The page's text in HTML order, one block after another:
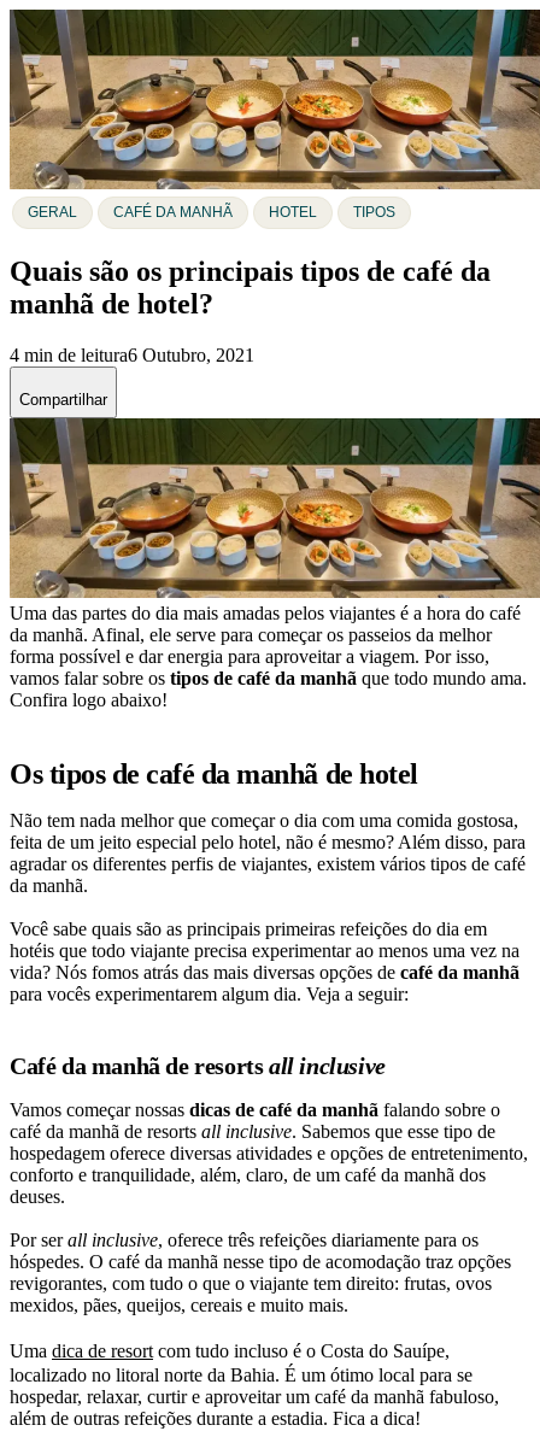
GERAL CAFÉ DA MANHÃ HOTEL TIPOS
Quais são os principais tipos de café da
manhã de hotel?
4 min de leitura6 Outubro, 2021
Compartilhar
Uma das partes do dia mais amadas pelos viajantes é a hora do café
da manhã. Afinal, ele serve para começar os passeios da melhor
forma possível e dar energia para aproveitar a viagem. Por isso,
vamos falar sobre os tipos de café da manhã que todo mundo ama.
Confira logo abaixo!
Os tipos de café da manhã de hotel
Não tem nada melhor que começar o dia com uma comida gostosa,
feita de um jeito especial pelo hotel, não é mesmo? Além disso, para
agradar os diferentes perfis de viajantes, existem vários tipos de café
da manhã.
Você sabe quais são as principais primeiras refeições do dia em
hotéis que todo viajante precisa experimentar ao menos uma vez na
vida? Nós fomos atrás das mais diversas opções de café da manhã
para vocês experimentarem algum dia. Veja a seguir:
Café da manhã de resortsall inclusive
Vamos começar nossas dicas de café da manhã falando sobre o
café da manhã de resorts all inclusive. Sabemos que esse tipo de
hospedagem oferece diversas atividades e opções de entretenimento,
conforto e tranquilidade, além, claro, de um café da manhã dos
deuses.
Por serall inclusive, oferece três refeições diariamente para os
hóspedes. O café da manhã nesse tipo de acomodação traz opções
revigorantes, com tudo o que o viajante tem direito: frutas, ovos
mexidos, pães, queijos, cereais e muito mais.
Uma dica de resort com tudo incluso é o Costa do Sauípe,
localizado no litoral norte da Bahia. É um ótimo local para se
hospedar, relaxar, curtir e aproveitar um café da manhã fabuloso,
além de outras refeições durante a estadia. Fica a dica!